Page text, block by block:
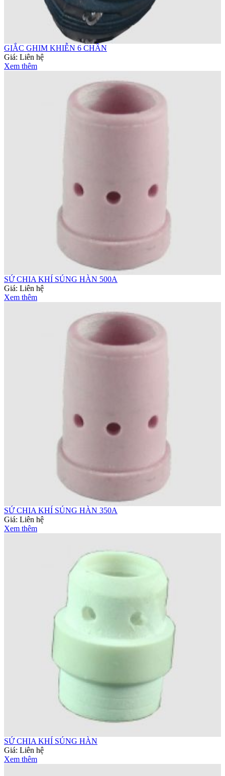
GIẮC GHIM KHIỄN 6 CHÂN
Giá: Liên hệ
Xem thêm
SỨ CHIA KHÍ SÚNG HÀN 500A
Giá: Liên hệ
Xem thêm
SỨ CHIA KHÍ SÚNG HÀN 350A
Giá: Liên hệ
Xem thêm
SỨ CHIA KHÍ SÚNG HÀN
Giá: Liên hệ
Xem thêm